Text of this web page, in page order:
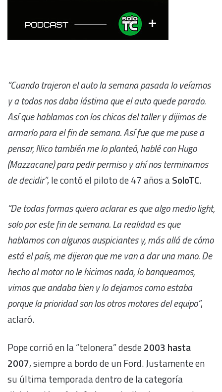
“Cuando trajeron el auto la semana pasada lo veíamos
y a todos nos daba lástima que el auto quede parado.
Así que hablamos con los chicos del taller y dijimos de
armarlo para el fin de semana. Así fue que me puse a
pensar, Nico también me lo planteó, hablé con Hugo
(Mazzacane) para pedir permiso y ahí nos terminamos
de decidir”, le contó el piloto de 47 años aSoloTC.
“De todas formas quiero aclarar es que algo medio light,
solo por este fin de semana. La realidad es que
hablamos con algunos auspiciantes y, más allá de cómo
está el país, me dijeron que me van a dar una mano. De
hecho al motor no le hicimos nada, lo banqueamos,
vimos que andaba bien y lo dejamos como estaba
porque la prioridad son los otros motores del equipo”,
aclaró.
Pope corrió en la “telonera” desde2003 hasta
2007, siempre a bordo de un Ford. Justamente en
su última temporada dentro de la categoría